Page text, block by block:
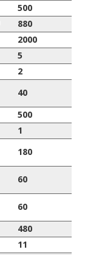
500
880
2000
5
2
40
500
1
180
60
60
480
11